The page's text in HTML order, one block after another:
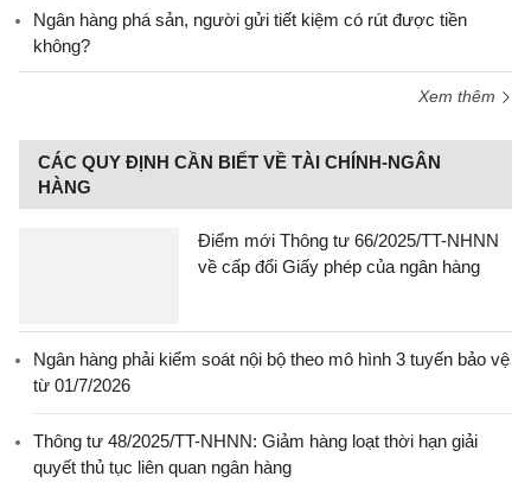
Ngân hàng phá sản, người gửi tiết kiệm có rút được tiền
không?
Xem thêm
CÁC QUY ĐỊNH CẦN BIẾT VỀ TÀI CHÍNH-NGÂN
HÀNG
Điểm mới Thông tư 66/2025/TT-NHNN
về cấp đổi Giấy phép của ngân hàng
Ngân hàng phải kiểm soát nội bộ theo mô hình 3 tuyến bảo vệ
từ 01/7/2026
Thông tư 48/2025/TT-NHNN: Giảm hàng loạt thời hạn giải
quyết thủ tục liên quan ngân hàng